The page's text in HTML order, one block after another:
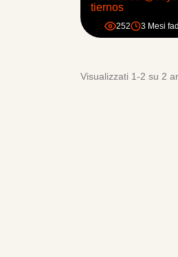
tiernos
252 3 Mesi fa
Visualizzati 1-2 su 2